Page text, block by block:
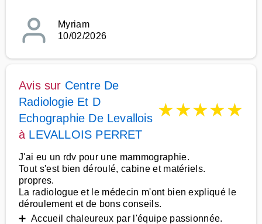
Myriam
10/02/2026
Avis sur Centre De
Radiologie Et D
Echographie De Levallois
à LEVALLOIS PERRET
★★★★★
J'ai eu un rdv pour une mammographie.
Tout s'est bien déroulé, cabine et matériels.
propres.
La radiologue et le médecin m'ont bien expliqué le
déroulement et de bons conseils.
➕ Accueil chaleureux par l'équipe passionnée.